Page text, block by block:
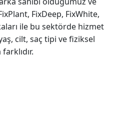
FixDeep, FixWhite,
ile bu sektörde hizmet
cilt, saç tipi ve fiziksel